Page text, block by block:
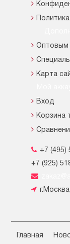
Оптовым
Карта
Вход
Корзина
+7 (495)
+7 (925)
Главная